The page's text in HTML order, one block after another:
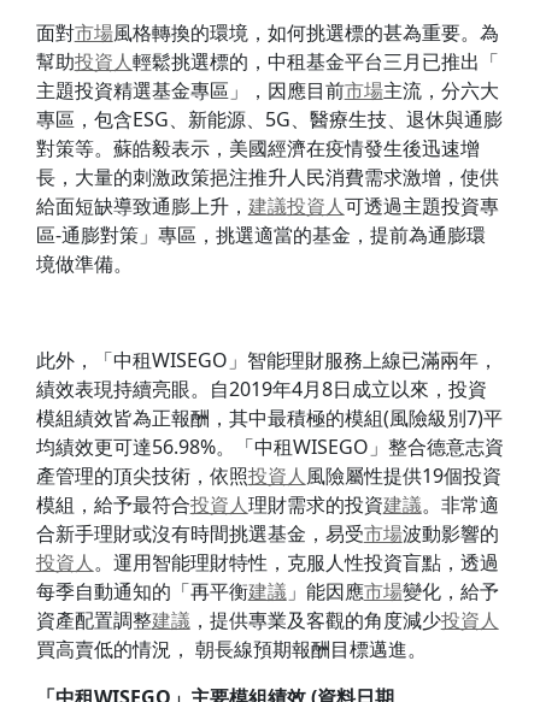
面對市場風格轉換的環境，如何挑選標的甚為重要。 為
幫助投資人輕鬆挑選標的，中租基金平台三月已推出「
主題投資精選基金專區」，因應目前市場主流，分六大
專區，包含ESG、新能源、5G、醫療生技、退休與通膨
對策等。蘇皓毅表示， 美國經濟在疫情發生後迅速增
長， 大量的刺激政策挹注推升人民消費需求激增， 使供
給面短缺導致通膨上升， 建議投資人可透過主題投資專
區-通膨對策」專區，挑選適當的基金，提前為通膨環
境做準備。
此外，「中租WISEGO」智能理財服務上線已滿兩年，
績效表現持續亮眼。自2019年4月8日成立以來， 投資
模組績效皆為正報酬，其中最積極的模組(風險級別7)平
均績效更可達56.98%。「中租WISEGO」 整合德意志資
產管理的頂尖技術，依照投資人風險屬性提供19個投資
模組，給予最符合投資人理財需求的投資建議。 非常適
合新手理財或沒有時間挑選基金， 易受市場波動影響的
投資人。運用智能理財特性， 克服人性投資盲點，透過
每季自動通知的「再平衡建議」 能因應市場變化，給予
資產配置調整建議， 提供專業及客觀的角度減少投資人
買高賣低的情況， 朝長線預期報酬目標邁進。